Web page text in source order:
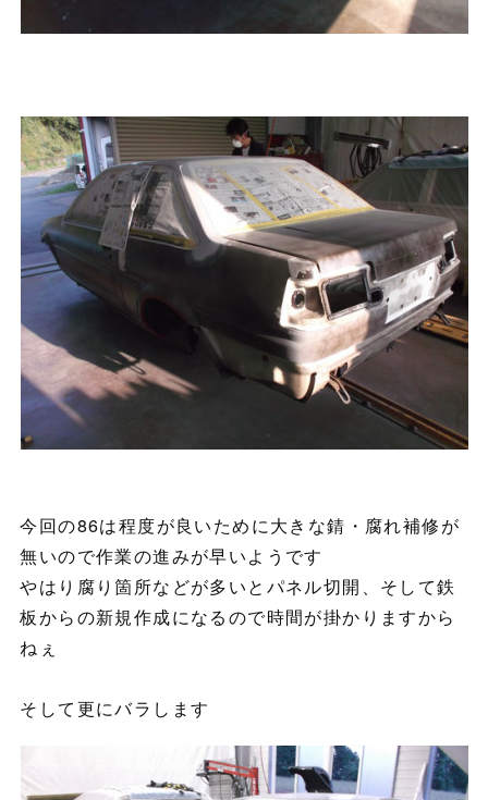
今回の86は程度が良いために大きな錆・腐れ補修が
無いので作業の進みが早いようです
やはり腐り箇所などが多いとパネル切開、そして鉄
板からの新規作成になるので時間が掛かりますから
ねぇ
そして更にバラします